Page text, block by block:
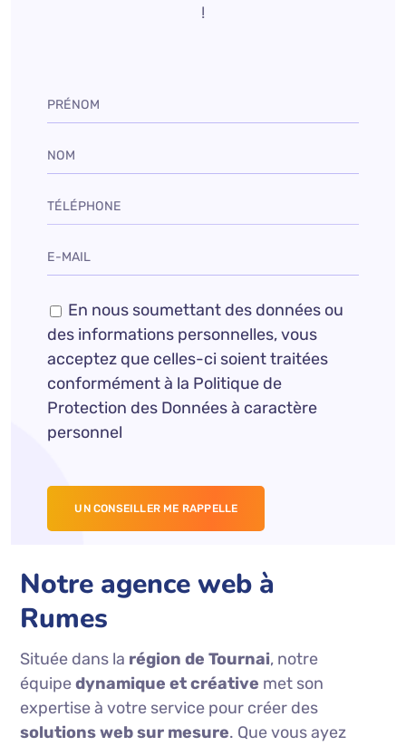
Notre agence web à
Rumes
Située dans la région de Tournai, notre
équipedynamique et créative met son
expertise à votre service pour créer des
solutions web sur mesure. Que vous ayez
!
En nous soumettant des données ou
des informations personnelles, vous
acceptez que celles-ci soient traitées
conformément à la Politique de
Protection des Données à caractère
personnel